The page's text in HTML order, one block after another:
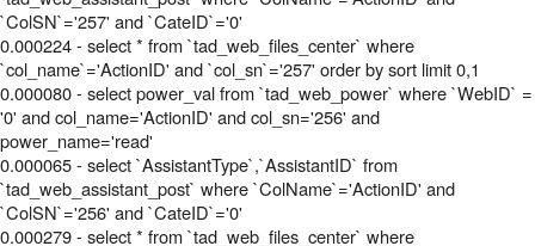
`ColSN`='257' and `CateID`='0'
0.000224 - select * from `tad_web_files_center` where
`col_name`='ActionID' and `col_sn`='257' order by sort limit 0,1
0.000080 - select power_val from `tad_web_power` where `WebID` =
'0' and col_name='ActionID' and col_sn='256' and
power_name='read'
0.000065 - select `AssistantType`,`AssistantID` from
`tad_web_assistant_post` where `ColName`='ActionID' and
`ColSN`='256' and `CateID`='0'
0.000279 - select * from `tad_web_files_center` where